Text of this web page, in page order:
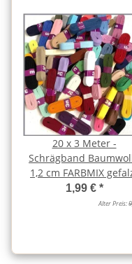
20 x 3 Meter -
Schrägband
1,2 cm FARBMIX
1,99 € *
Alter Preis: